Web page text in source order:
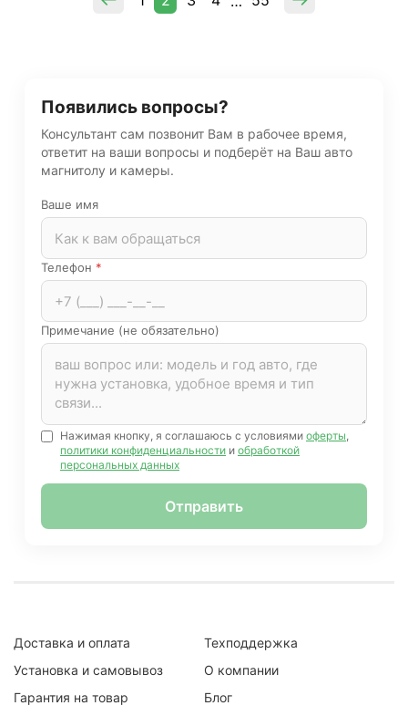
Появились вопросы?
Консультант сам позвонит Вам в рабочее время,
ответит на ваши вопросы и подберёт на Ваш авто
магнитолу и камеры.
Ваше имя
Телефон *
Примечание (не обязательно)
Нажимая кнопку, я соглашаюсь с условиями оферты,
политики конфиденциальности и обработкой
персональных данных
Отправить
Доставка и оплата
Установка и самовывоз
Гарантия на товар
Техподдержка
О компании
Блог